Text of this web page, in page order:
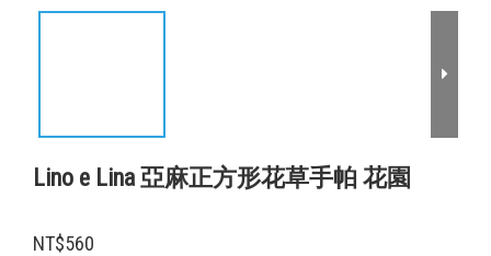
Lino e Lina 亞麻正方形花草手帕 花園
NT$560